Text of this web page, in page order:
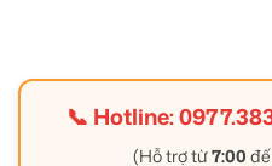
📞 Hotline:
(Hỗ trợ từ7:00